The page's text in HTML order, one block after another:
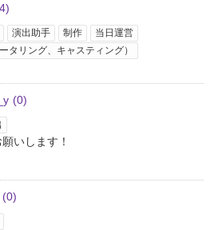
演出助手 制作
当日運営
タリング、キャスティング）
(0)
いします！
(0)